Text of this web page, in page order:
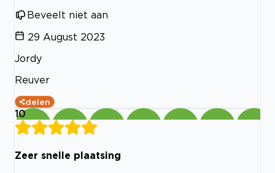
Beveelt niet aan
29 August 2023
Jordy
Reuver
delen
10
Zeer snelle plaatsing